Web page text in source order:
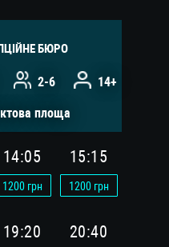
БЮРО
2-6 14+
площа
14:05
1200грн
15:15
1200грн
19:20 20:40